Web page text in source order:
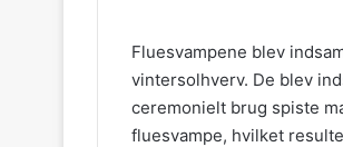
Fluesvampene blev
vintersolhverv. De blev
ceremonielt brug spiste
fluesvampe, hvilket